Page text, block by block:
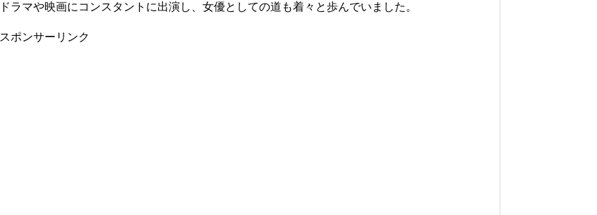
ドラマや映画にコンスタントに出演し、女優としての道も着々と歩んでいました。
スポンサーリンク